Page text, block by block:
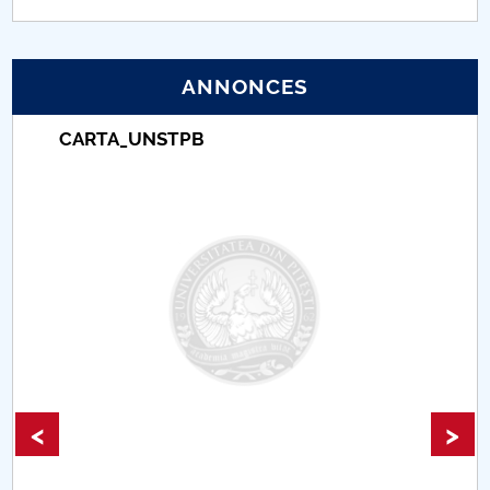
Proiect (PRIM STUD)
Proiect SU-ETIC
Université pour la communauté
Comisie de etica unversitară
Evenimente CUP
ANNONCES
CARTA_UNSTPB
< >